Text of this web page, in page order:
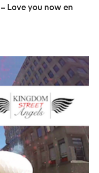
Love you now en